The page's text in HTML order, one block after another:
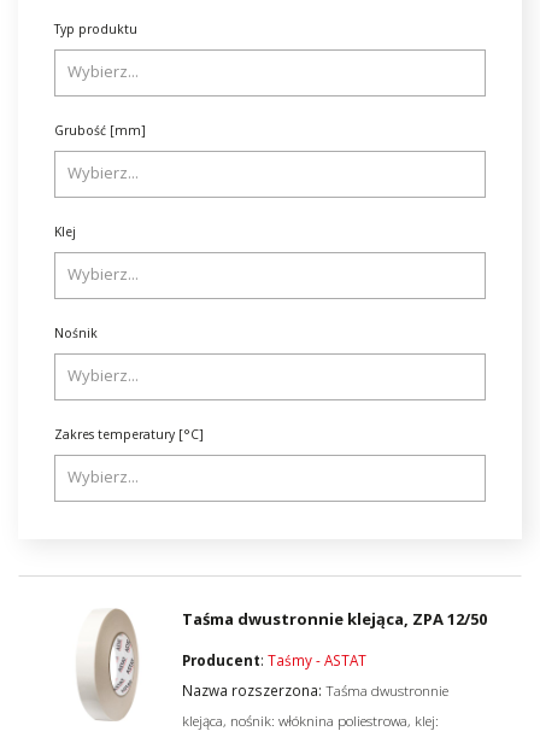
Typ produktu
Grubość [mm]
Klej
Nośnik
Zakres temperatury [°C]
Taśma dwustronnie klejąca, ZPA 12/50
Producent:Taśmy - ASTAT
Nazwa rozszerzona:Taśma dwustronnie
klejąca, nośnik: włóknina poliestrowa, klej: